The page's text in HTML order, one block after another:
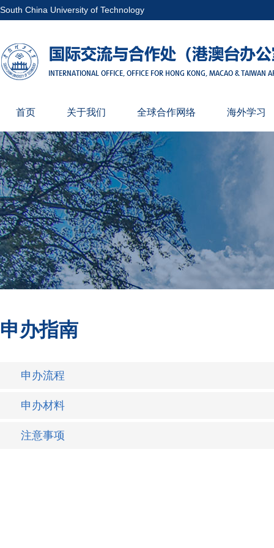
South China University of Technology
首页 关于我们 全球合作网络 海外学习
申办指南
申办流程
申办材料
注意事项